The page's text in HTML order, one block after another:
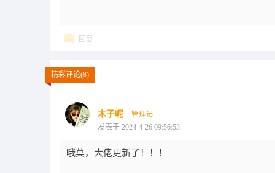
回复
精彩评论(8)
木子呢
管理员
发表于 2024-4-26 09:56:53
哦莫，大佬更新了！！！